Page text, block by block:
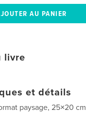
livre
et détails
paysage, 25×20 cm